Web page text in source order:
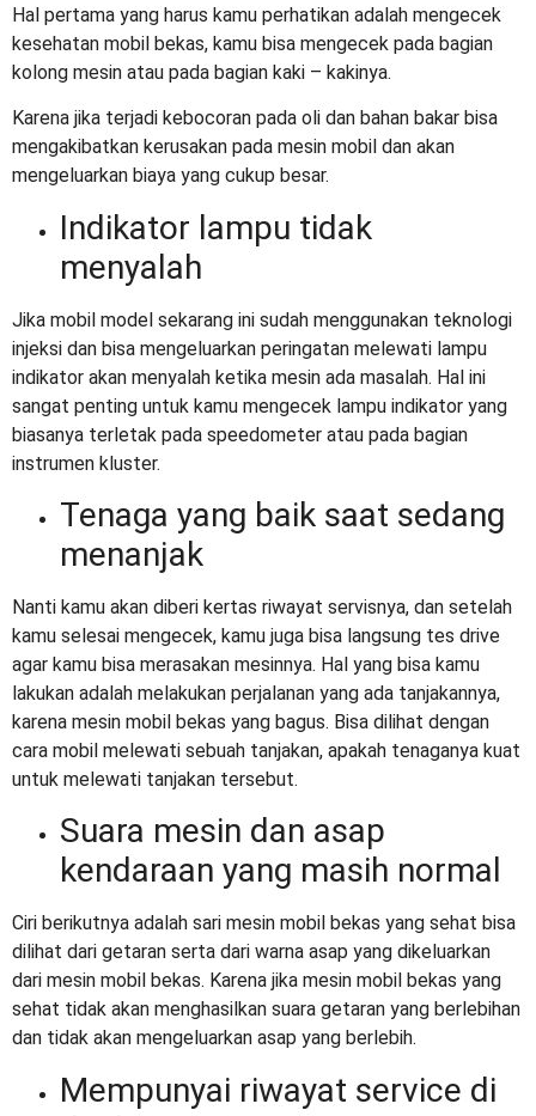
Hal pertama yang harus kamu perhatikan adalah mengecek
kesehatan mobil bekas, kamu bisa mengecek pada bagian
kolong mesin atau pada bagian kaki – kakinya.
Karena jika terjadi kebocoran pada oli dan bahan bakar bisa
mengakibatkan kerusakan pada mesin mobil dan akan
mengeluarkan biaya yang cukup besar.
Indikator lampu tidak
menyalah
Jika mobil model sekarang ini sudah menggunakan teknologi
injeksi dan bisa mengeluarkan peringatan melewati lampu
indikator akan menyalah ketika mesin ada masalah. Hal ini
sangat penting untuk kamu mengecek lampu indikator yang
biasanya terletak pada speedometer atau pada bagian
instrumen kluster.
Tenaga yang baik saat sedang
menanjak
Nanti kamu akan diberi kertas riwayat servisnya, dan setelah
kamu selesai mengecek, kamu juga bisa langsung tes drive
agar kamu bisa merasakan mesinnya. Hal yang bisa kamu
lakukan adalah melakukan perjalanan yang ada tanjakannya,
karena mesin mobil bekas yang bagus. Bisa dilihat dengan
cara mobil melewati sebuah tanjakan, apakah tenaganya kuat
untuk melewati tanjakan tersebut.
Suara mesin dan asap
kendaraan yang masih normal
Ciri berikutnya adalah sari mesin mobil bekas yang sehat bisa
dilihat dari getaran serta dari warna asap yang dikeluarkan
dari mesin mobil bekas. Karena jika mesin mobil bekas yang
sehat tidak akan menghasilkan suara getaran yang berlebihan
dan tidak akan mengeluarkan asap yang berlebih.
Mempunyai riwayat service di